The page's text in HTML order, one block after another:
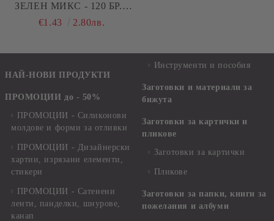
ЗЕЛЕН МИКС - 120 БР. -
50 СМ.
€1.43 2.80лв.
НАЙ-НОВИ ПРОДУКТИ
ПРОМОЦИИ до - 50%
ПРОМОЦИИ - Силиконови
молдове и форми за отливки
ПРОМОЦИИ - Дизайнерски
хартии, изрязани елементи,
стикери
ПРОМОЦИИ - Сатенени
ленти, панделки, шнурове,
канап
Инструменти и пособия
Заготовки и материали за
бижута
Заготовки за картички и
пликове
Заготовки за картички
Пликове
Заготовки за папки, книги за
пожелания и албуми